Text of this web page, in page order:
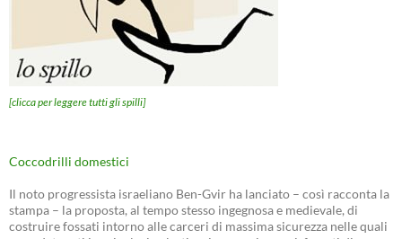
[clicca per leggere tutti gli spilli]
Coccodrilli domestici
Il noto progressista israeliano Ben-Gvir ha lanciato – così racconta la
stampa – la proposta, al tempo stesso ingegnosa e medievale, di
costruire fossati intorno alle carceri di massima sicurezza nelle quali